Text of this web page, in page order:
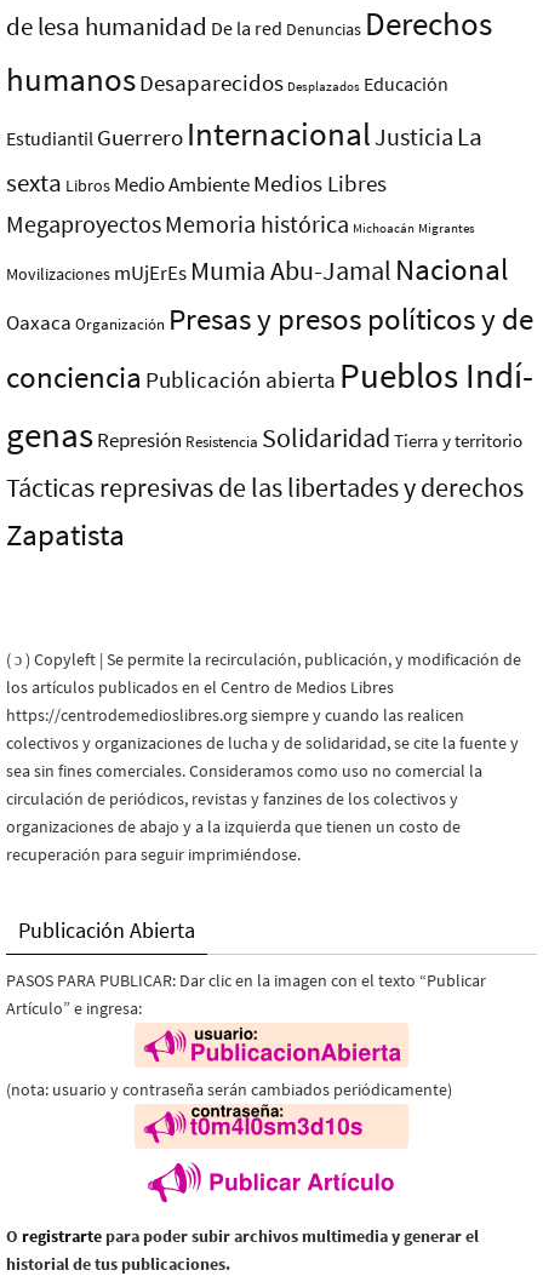
de lesa humanidad De la red Denuncias Derechos
humanosDesaparecidos Desplazados Educación
Estudiantil Guerrero InternacionalJusticia La
sexta Libros Medio AmbienteMedios Libres
MegaproyectosMemoria histórica Michoacán Migrantes
Movilizaciones mUjErEs Mumia Abu-Jamal Nacional
Oaxaca Organización Presas y presos polí­ticos y de
conciencia Publicación abierta Pueblos Indí­
genasRepresión Resistencia Solidaridad Tierra y territorio
Tácticas represivas de las libertades y derechos
Zapatista
( ɔ ) Copyleft | Se permite la recirculación, publicación, y modificación de
los artículos publicados en el Centro de Medios Libres
https://centrodemedioslibres.org siempre y cuando las realicen
colectivos y organizaciones de lucha y de solidaridad, se cite la fuente y
sea sin fines comerciales. Consideramos como uso no comercial la
circulación de periódicos, revistas y fanzines de los colectivos y
organizaciones de abajo y a la izquierda que tienen un costo de
recuperación para seguir imprimiéndose.
Publicación Abierta
PASOS PARA PUBLICAR: Dar clic en la imagen con el texto “Publicar
Artículo” e ingresa:
(nota: usuario y contraseña serán cambiados periódicamente)
O registrarte para poder subir archivos multimedia y generar el
historial de tus publicaciones.